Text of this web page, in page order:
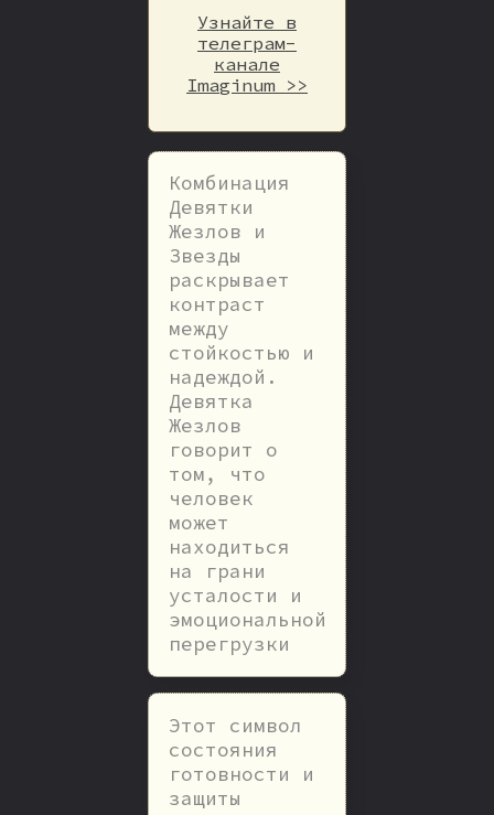
Узнайте в
телеграм-
канале
Imaginum >>
Комбинация
Девятки
Жезлов и
Звезды
раскрывает
контраст
между
стойкостью и
надеждой.
Девятка
Жезлов
говорит о
том, что
человек
может
находиться
на грани
усталости и
эмоциональной
перегрузки
Этот символ
состояния
готовности и
защиты